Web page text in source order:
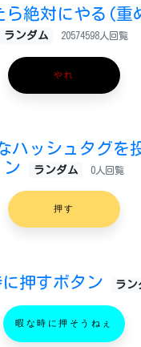
ら絶対にやる(重
ランダム 20574598人回覧
やれ
ハッシュタグを
ン
ランダム 0人回覧
押す
押すボタン ラン
暇な時に押そうねぇ